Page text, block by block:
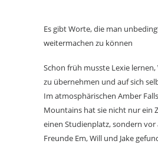
Es gibt Worte, die man
weitermachen zu können
Schon früh musste Lexie
zu übernehmen und auf sich
Im atmosphärischen Amber
Mountains hat sie nicht nur ein
einen Studienplatz, sondern vor
Freunde Em, Will und Jake